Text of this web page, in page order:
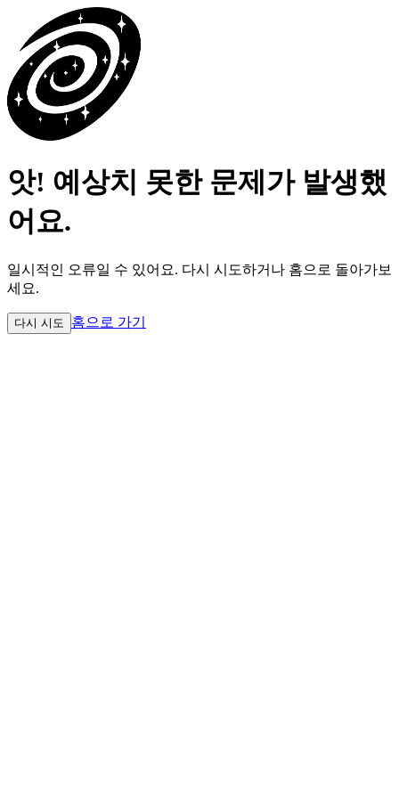
앗! 예상치 못한 문제가 발생했
어요.
일시적인 오류일 수 있어요. 다시 시도하거나 홈으로 돌아가보
세요.
다시 시도 홈으로 가기